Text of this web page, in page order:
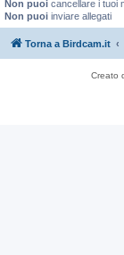
Non puoi cancellare i tuoi
Non puoi inviare allegati
Torna a Birdcam.it
Creato